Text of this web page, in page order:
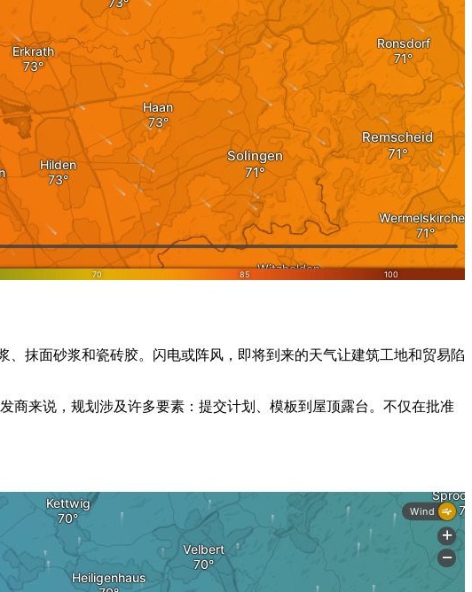
抹面砂浆和瓷砖胶。闪电或阵风，即将到来的天气让建筑工地和贸易陷
商来说，规划涉及许多要素：提交计划、模板到屋顶露台。不仅在批准